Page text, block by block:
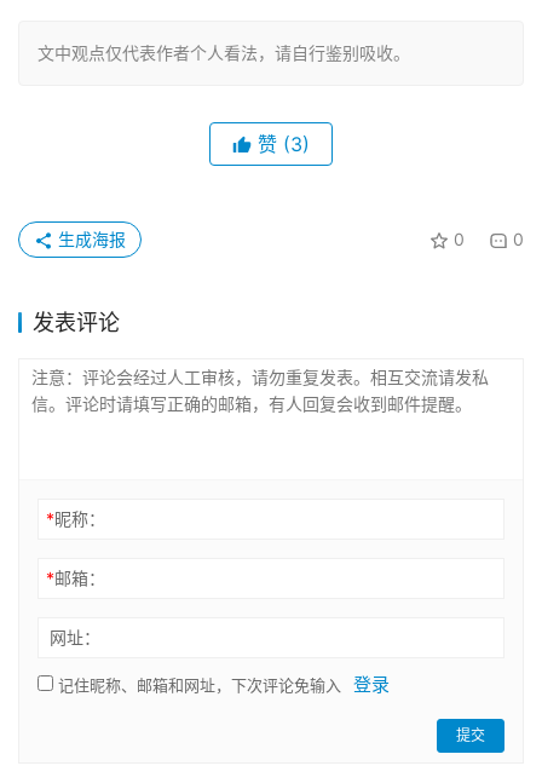
文中观点仅代表作者个人看法，请自行鉴别吸收。
赞 (3)
0 0
生成海报
发表评论
*昵称：
*邮箱：
网址：
记住昵称、邮箱和网址，下次评论免输入 登录
提交